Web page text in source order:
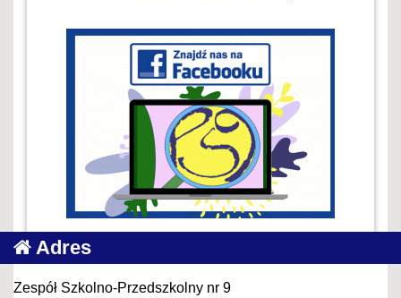
Adres
Zespół Szkolno-Przedszkolny nr 9